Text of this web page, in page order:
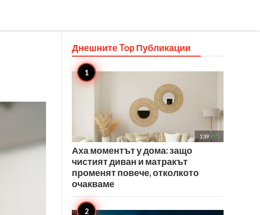
Днешните TopПубликации
139 
Аха моментът у дома: защо
чистият диван и матракът
променят повече, отколкото
очакваме